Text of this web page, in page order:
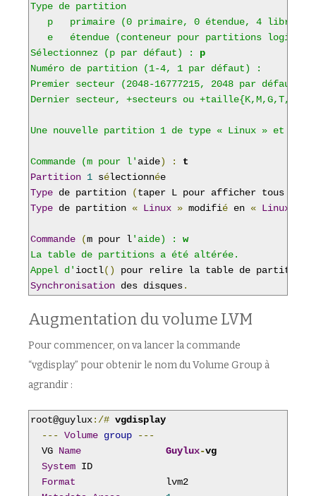
Type de partition
   p   primaire (0 primaire, 0 étendue, 4 libre)
e   étendue (conteneur pour partitions
Sélectionnez (p par défaut) : p
Numéro de partition (1-4, 1 par défaut) :
Premier secteur (2048-16777215, 2048 par défaut) :
Dernier secteur, +secteurs ou +taille{K,M,G,T,P}
Une nouvelle partition 1 de type « Linux » et de
Commande (m pour l' aide) :
t
Partition 1 sélectionné
Type de partition (taper L pour afficher tous les
Type de partition « Linux » modifié en « Linux
Commande (m pour l'aide) : w
La table de partitions a été altérée.
Appel d' ioctl() pour relire la table de partitions
Synchronisation des disques.
Augmentation du volume LVM
Pour commencer, on va lancer la commande
“vgdisplay” pour obtenir le nom du Volume Group à
agrandir :
root@guylux:/# vgdisplay
--- Volume group
---
  VG
Name Guylux-vg
System ID
Format
                lvm2